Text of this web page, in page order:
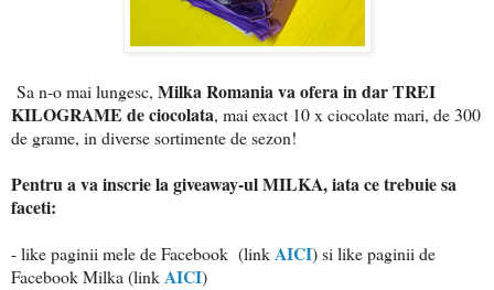
Sa n-o mai lungesc, Milka Romania va ofera in dar TREI
KILOGRAME de ciocolata, mai exact 10 x ciocolate mari, de 300
de grame, in diverse sortimente de sezon!
Pentru a va inscrie la giveaway-ul MILKA, iata ce trebuie sa
faceti:
- like paginii mele de Facebook (linkAICI) si like paginii de
Facebook Milka (linkAICI)